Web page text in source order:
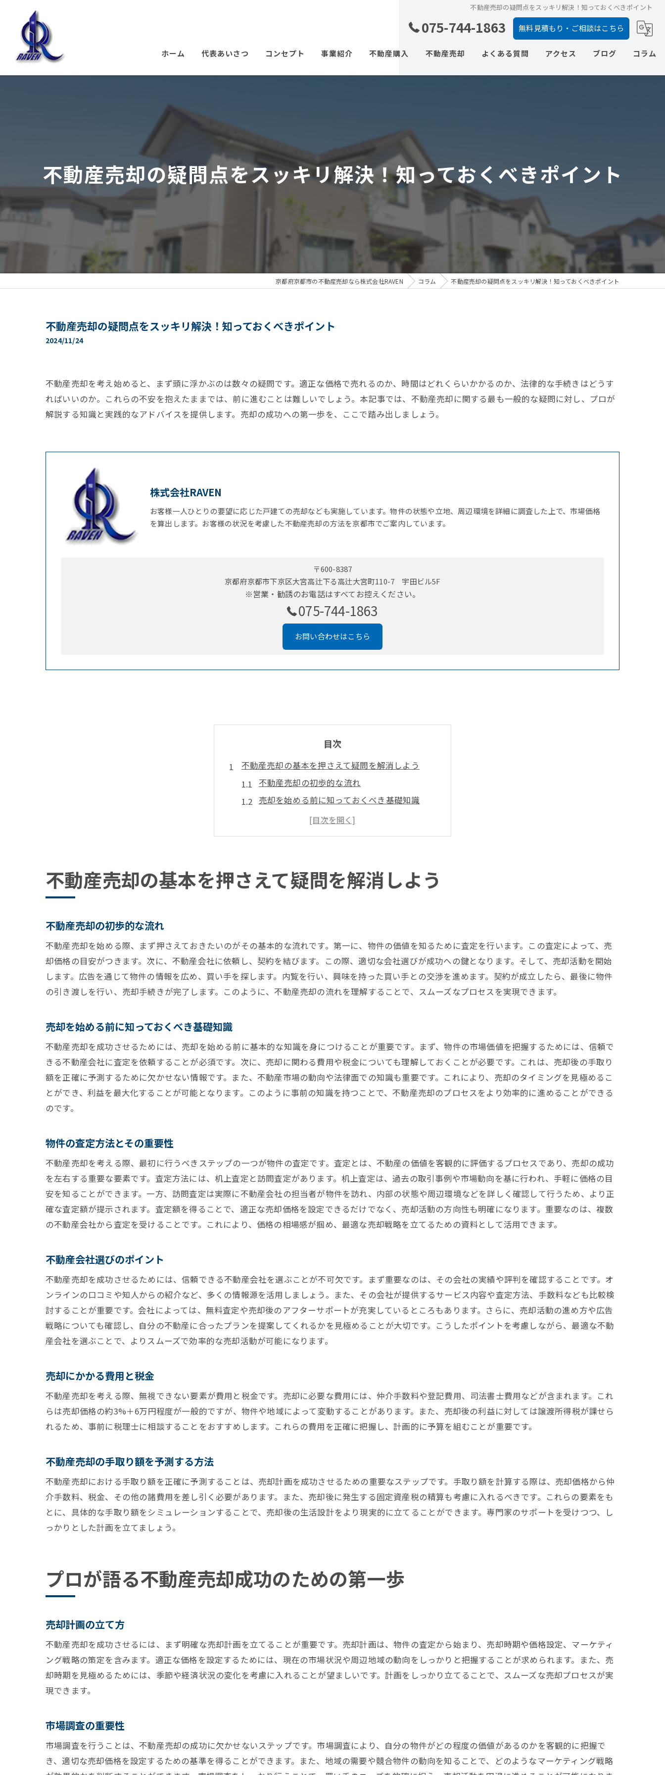
不動産売却の疑問点をスッキリ解決！知っておくべきポイント
075-744-1863 無料見積もり・ご相談はこちら
ホーム 代表あいさつ コンセプト 事業紹介 不動産購入 不動産売却
相続の相談
離婚の相談
よくある質問 アクセス ブログ コラム
不動産売却の疑問点をスッキリ解決！知っておくべきポイント
京都府京都市の不動産売却なら株式会社RAVEN コラム 不動産売却の疑問点をスッキリ解決！知っておくべきポイント
不動産売却の疑問点をスッキリ解決！知っておくべきポイント
2024/11/24
不動産売却を考え始めると、まず頭に浮かぶのは数々の疑問です。適正な価格で売れるのか、時間はどれくらいかかるのか、法律的な手続きはどうす
ればいいのか。これらの不安を抱えたままでは、前に進むことは難しいでしょう。本記事では、不動産売却に関する最も一般的な疑問に対し、プロが
解説する知識と実践的なアドバイスを提供します。売却の成功への第一歩を、ここで踏み出しましょう。
株式会社RAVEN
お客様一人ひとりの要望に応じた戸建ての売却なども実施しています。物件の状態や立地、周辺環境を詳細に調査した上で、市場価格
を算出します。お客様の状況を考慮した不動産売却の方法を京都市でご案内しています。
〒600-8387
京都府京都市下京区大宮高辻下る高辻大宮町110-7 宇田ビル5F
※営業・勧誘のお電話はすべてお控えください。
075-744-1863
お問い合わせはこちら
目次
不動産売却の基本を押さえて疑問を解消しよう
不動産売却の初歩的な流れ
売却を始める前に知っておくべき基礎知識
物件の査定方法とその重要性
不動産会社選びのポイント
不動産売却の手取り額を予測する方法
プロが語る不動産売却成功のための第一歩
交渉のコツと注意点
売却成功事例から学ぶポイント
不動産売却を成功に導く心構え
競合物件との比較
価格設定の柔軟性と戦略
価格交渉で失敗しないために
価格設定に影響を与える要素
売買契約の基本
法律的な注意点とトラブル回避法
登記手続きの流れを理解する
専門家との連携方法
時間がかかる理由とその対策
迅速に売却するための戦略
時間を有効に使うためのヒント
売却プロセスの進捗管理法
価格交渉に関する疑問の解消
売却後のトラブルについて
不動産会社に関する疑問と回答
不動産売却の実践的なアドバイスで安心の取引を
プロが教える売却の裏技
売却を成功させるための最終確認
売却に役立つ情報源の活用法
実際の成功例から学ぶ
不動産売却の基本を押さえて疑問を解消しよう
不動産売却の初歩的な流れ
不動産売却を始める際、まず押さえておきたいのがその基本的な流れです。第一に、物件の価値を知るために査定を行います。この査定によって、売
却価格の目安がつきます。次に、不動産会社に依頼し、契約を結びます。この際、適切な会社選びが成功への鍵となります。そして、売却活動を開始
します。広告を通じて物件の情報を広め、買い手を探します。内覧を行い、興味を持った買い手との交渉を進めます。契約が成立したら、最後に物件
の引き渡しを行い、売却手続きが完了します。このように、不動産売却の流れを理解することで、スムーズなプロセスを実現できます。
売却を始める前に知っておくべき基礎知識
不動産売却を成功させるためには、売却を始める前に基本的な知識を身につけることが重要です。まず、物件の市場価値を把握するためには、信頼で
きる不動産会社に査定を依頼することが必須です。次に、売却に関わる費用や税金についても理解しておくことが必要です。これは、売却後の手取り
額を正確に予測するために欠かせない情報です。また、不動産市場の動向や法律面での知識も重要です。これにより、売却のタイミングを見極めるこ
とができ、利益を最大化することが可能となります。このように事前の知識を持つことで、不動産売却のプロセスをより効率的に進めることができる
のです。
物件の査定方法とその重要性
不動産売却を考える際、最初に行うべきステップの一つが物件の査定です。査定とは、不動産の価値を客観的に評価するプロセスであり、売却の成功
を左右する重要な要素です。査定方法には、机上査定と訪問査定があります。机上査定は、過去の取引事例や市場動向を基に行われ、手軽に価格の目
安を知ることができます。一方、訪問査定は実際に不動産会社の担当者が物件を訪れ、内部の状態や周辺環境などを詳しく確認して行うため、より正
確な査定額が提示されます。査定額を得ることで、適正な売却価格を設定できるだけでなく、売却活動の方向性も明確になります。重要なのは、複数
の不動産会社から査定を受けることです。これにより、価格の相場感が掴め、最適な売却戦略を立てるための資料として活用できます。
不動産会社選びのポイント
不動産売却を成功させるためには、信頼できる不動産会社を選ぶことが不可欠です。まず重要なのは、その会社の実績や評判を確認することです。オ
ンラインの口コミや知人からの紹介など、多くの情報源を活用しましょう。また、その会社が提供するサービス内容や査定方法、手数料なども比較検
討することが重要です。会社によっては、無料査定や売却後のアフターサポートが充実しているところもあります。さらに、売却活動の進め方や広告
戦略についても確認し、自分の不動産に合ったプランを提案してくれるかを見極めることが大切です。こうしたポイントを考慮しながら、最適な不動
産会社を選ぶことで、よりスムーズで効率的な売却活動が可能になります。
売却にかかる費用と税金
不動産売却を考える際、無視できない要素が費用と税金です。売却に必要な費用には、仲介手数料や登記費用、司法書士費用などが含まれます。これ
らは売却価格の約3%＋6万円程度が一般的ですが、物件や地域によって変動することがあります。また、売却後の利益に対しては譲渡所得税が課せら
れるため、事前に税理士に相談することをおすすめします。これらの費用を正確に把握し、計画的に予算を組むことが重要です。
不動産売却の手取り額を予測する方法
不動産売却における手取り額を正確に予測することは、売却計画を成功させるための重要なステップです。手取り額を計算する際は、売却価格から仲
介手数料、税金、その他の諸費用を差し引く必要があります。また、売却後に発生する固定資産税の精算も考慮に入れるべきです。これらの要素をも
とに、具体的な手取り額をシミュレーションすることで、売却後の生活設計をより現実的に立てることができます。専門家のサポートを受けつつ、し
っかりとした計画を立てましょう。
プロが語る不動産売却成功のための第一歩
売却計画の立て方
不動産売却を成功させるには、まず明確な売却計画を立てることが重要です。売却計画は、物件の査定から始まり、売却時期や価格設定、マーケティ
ング戦略の策定を含みます。適正な価格を設定するためには、現在の市場状況や周辺地域の動向をしっかりと把握することが求められます。また、売
却時期を見極めるためには、季節や経済状況の変化を考慮に入れることが望ましいです。計画をしっかり立てることで、スムーズな売却プロセスが実
現できます。
市場調査の重要性
市場調査を行うことは、不動産売却の成功に欠かせないステップです。市場調査により、自分の物件がどの程度の価値があるのかを客観的に把握で
き、適切な売却価格を設定するための基準を得ることができます。また、地域の需要や競合物件の動向を知ることで、どのようなマーケティング戦略